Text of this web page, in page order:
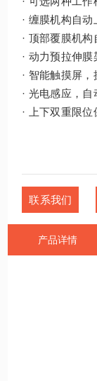
· 缠膜机构自
· 顶部覆膜机构
· 动力预拉伸膜
· 智能触摸屏
· 光电感应，
· 上下双重限
联系我们
产品详情